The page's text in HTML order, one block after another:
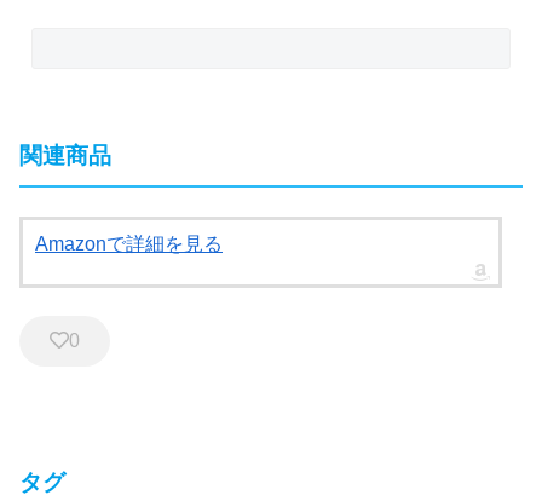
関連商品
Amazonで詳細を見る
0
タグ